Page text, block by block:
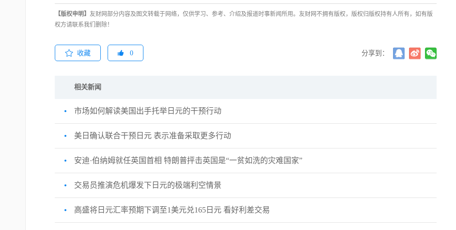
【版权申明】 友财网部分内容及图文转载于网络，仅供学习、参考、介绍及报道时事新闻所用。友财网不拥有版权，版权归版权持有人所有，如有版
权方请联系我们删除！
收藏 0 分享到：
相关新闻
市场如何解读美国出手托举日元的干预行动
美日确认联合干预日元 表示准备采取更多行动
安迪·伯纳姆就任英国首相 特朗普抨击英国是“一贫如洗的灾难国家”
交易员推演危机爆发下日元的极端利空情景
高盛将日元汇率预期下调至1美元兑165日元 看好利差交易